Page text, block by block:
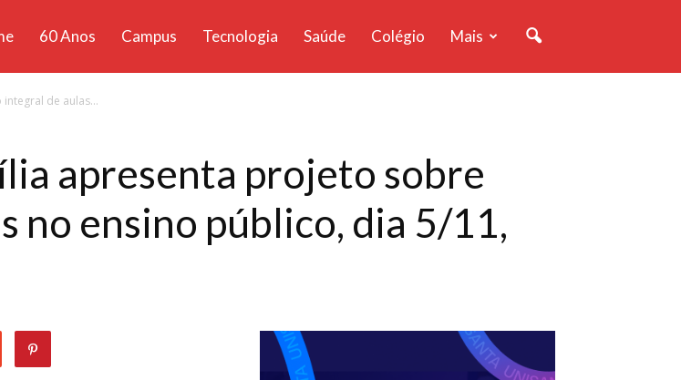
60 Anos Campus Tecnologia Saúde Colégio Mais
de aulas...
apresenta projeto sobre
no ensino público, dia 5/11,